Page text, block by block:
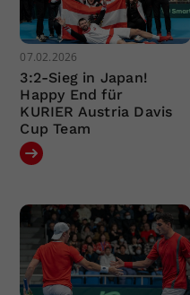
07.02.2026
3:2-Sieg in Japan!
Happy End für
KURIER Austria Davis
Cup Team